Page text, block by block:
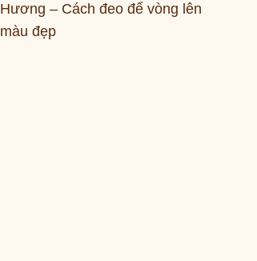
Hương – Cách đeo để vòng lên
màu đẹp